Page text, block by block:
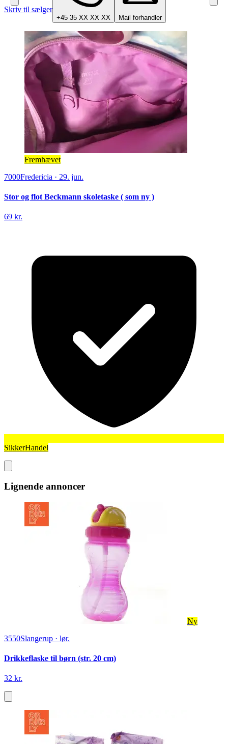
Skriv til sælger
+45 35 XX XX XX Mail forhandler
Fremhævet
7000Fredericia · 29. jun.
Stor og flot Beckmann skoletaske ( som ny )
69 kr.
SikkerHandel
Lignende annoncer
Ny
3550Slangerup · lør.
Drikkeflaske til børn (str. 20 cm)
32 kr.